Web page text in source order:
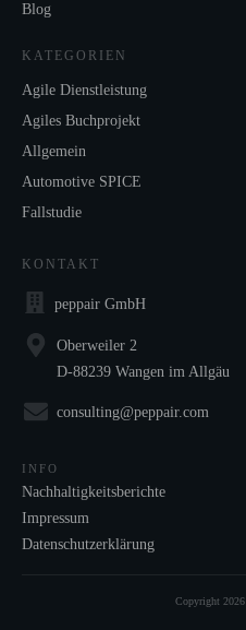
Blog
KATEGORIEN
Agile Dienstleistung
Agiles Buchprojekt
Allgemein
Automotive SPICE
Fallstudie
KONTAKT
peppair GmbH
Oberweiler 2
D-88239 Wangen im Allgäu
consulting@peppair.com
INFO
Nachhaltigkeitsberichte
Impressum
Datenschutzerklärung
Copyright 2026